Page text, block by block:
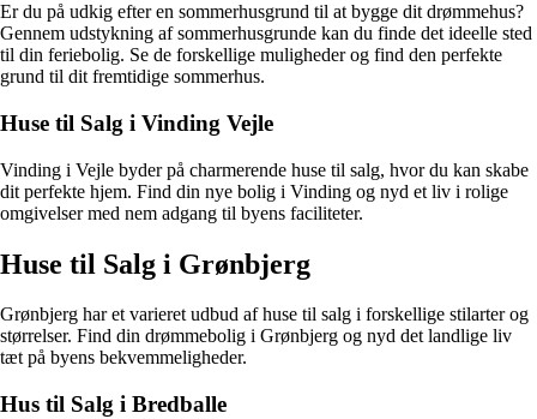
Er du på udkig efter en sommerhusgrund til at bygge dit drømmehus?
Gennem udstykning af sommerhusgrunde kan du finde det ideelle sted
til din feriebolig. Se de forskellige muligheder og find den perfekte
grund til dit fremtidige sommerhus.
Huse til Salg i Vinding Vejle
Vinding i Vejle byder på charmerende huse til salg, hvor du kan skabe
dit perfekte hjem. Find din nye bolig i Vinding og nyd et liv i rolige
omgivelser med nem adgang til byens faciliteter.
Huse til Salg i Grønbjerg
Grønbjerg har et varieret udbud af huse til salg i forskellige stilarter og
størrelser. Find din drømmebolig i Grønbjerg og nyd det landlige liv
tæt på byens bekvemmeligheder.
Hus til Salg i Bredballe